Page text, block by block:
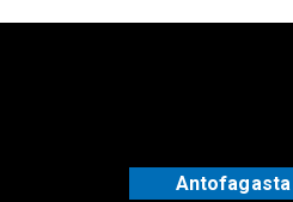
Antofagasta